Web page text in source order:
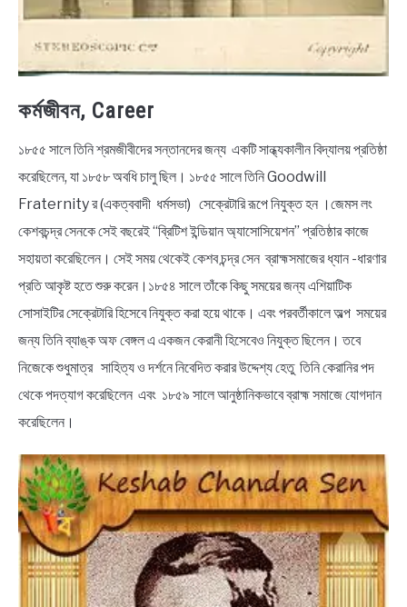
কর্মজীবন, Career
১৮৫৫ সালে তিনি শ্রমজীবীদের সন্তানদের জন্য একটি সান্ধ্যকালীন বিদ্যালয় প্রতিষ্ঠা
করেছিলেন, যা ১৮৫৮ অবধি চালু ছিল। ১৮৫৫ সালে তিনি Goodwill
Fraternity র (একত্ববাদী ধর্মসভা) সেক্রেটারি রূপে নিযুক্ত হন ।জেমস লং
কেশবচন্দ্র সেনকে সেই বছরেই “ব্রিটিশ ইন্ডিয়ান অ্যাসোসিয়েশন” প্রতিষ্ঠার কাজে
সহায়তা করেছিলেন। সেই সময় থেকেই কেশব চন্দ্র সেন ব্রাহ্মসমাজের ধ্যান -ধারণার
প্রতি আকৃষ্ট হতে শুরু করেন।১৮৫৪ সালে তাঁকে কিছু সময়ের জন্য এশিয়াটিক
সোসাইটির সেক্রেটারি হিসেবে নিযুক্ত করা হয়ে থাকে। এবং পরবর্তীকালে অল্প সময়ের
জন্য তিনি ব্যাঙ্ক অফ বেঙ্গল এ একজন কেরানী হিসেবেও নিযুক্ত ছিলেন। তবে
নিজেকে শুধুমাত্র সাহিত্য ও দর্শনে নিবেদিত করার উদ্দেশ্য হেতু তিনি কেরানির পদ
থেকে পদত্যাগ করেছিলেন এবং ১৮৫৯ সালে আনুষ্ঠানিকভাবে ব্রাহ্ম সমাজে যোগদান
করেছিলেন।